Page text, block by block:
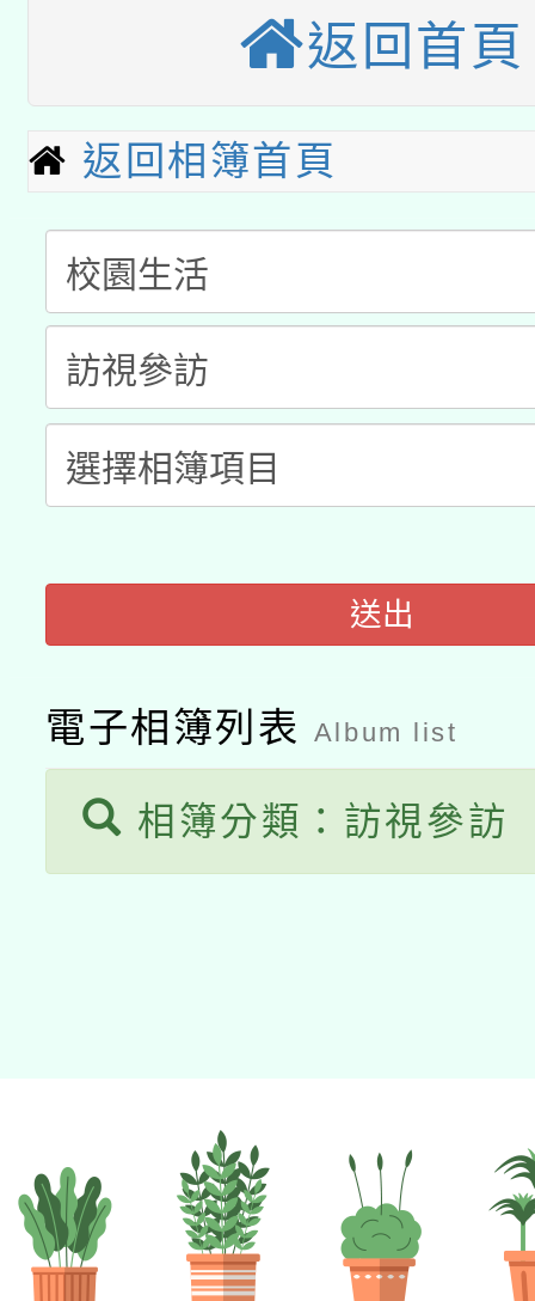
用水績優單位及節水達
開 智慧啟航」
本校115學年度第2次
招甄選結果公告(無人
招)
適應運動共學行動站研
本館辦理115年度閱讀
暨閱讀推動專業研習
科技賦能─人工智慧
礎課程
A3數位素養講師名單
「數位內容與教學軟體
pilot」
有關大陸委員會函釋公
薪期間赴陸應申請許可
轉知經濟部水利署委託
用水績優單位及節水達
桃園市孔廟祈福系列
2026年桃園地景藝術
返回首頁
返回相簿首頁
送出
電子相簿列表 Album list
相簿分類：訪視參訪